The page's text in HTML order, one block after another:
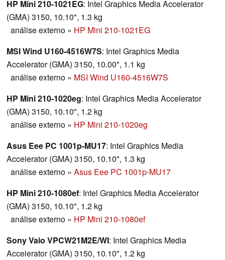
HP Mini 210-1021EG: Intel Graphics Media Accelerator
(GMA) 3150, 10.10", 1.3 kg
análise externo » HP Mini 210-1021EG
MSI Wind U160-4516W7S: Intel Graphics Media
Accelerator (GMA) 3150, 10.00", 1.1 kg
análise externo » MSI Wind U160-4516W7S
HP Mini 210-1020eg: Intel Graphics Media Accelerator
(GMA) 3150, 10.10", 1.2 kg
análise externo » HP Mini 210-1020eg
Asus Eee PC 1001p-MU17: Intel Graphics Media
Accelerator (GMA) 3150, 10.10", 1.3 kg
análise externo » Asus Eee PC 1001p-MU17
HP Mini 210-1080ef: Intel Graphics Media Accelerator
(GMA) 3150, 10.10", 1.2 kg
análise externo » HP Mini 210-1080ef
Sony Vaio VPCW21M2E/WI: Intel Graphics Media
Accelerator (GMA) 3150, 10.10", 1.2 kg